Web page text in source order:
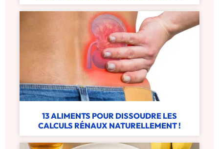
13 ALIMENTS POUR DISSOUDRE LES
CALCULS RÉNAUX NATURELLEMENT !